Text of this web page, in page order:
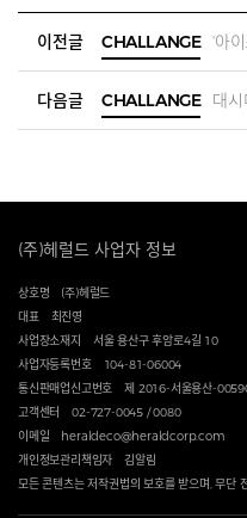
이전글 CHALLANGE '아
다음글 CHALLANGE 대시
(주)헤럴드 사업자 정보
상호명
(주)헤럴드
대표
최진영
사업장소재지
서울 용산구 후암로4길 10
사업자등록번호
104-81-06004
통신판매업신고번호
제 2016-서울용산-
고객센터
02-727-0045 / 0080
이메일
heraldeco@heraldcorp.com
개인정보관리책임자
김알림
모든 콘텐츠는 저작권법의 보호를 받으며, 무단